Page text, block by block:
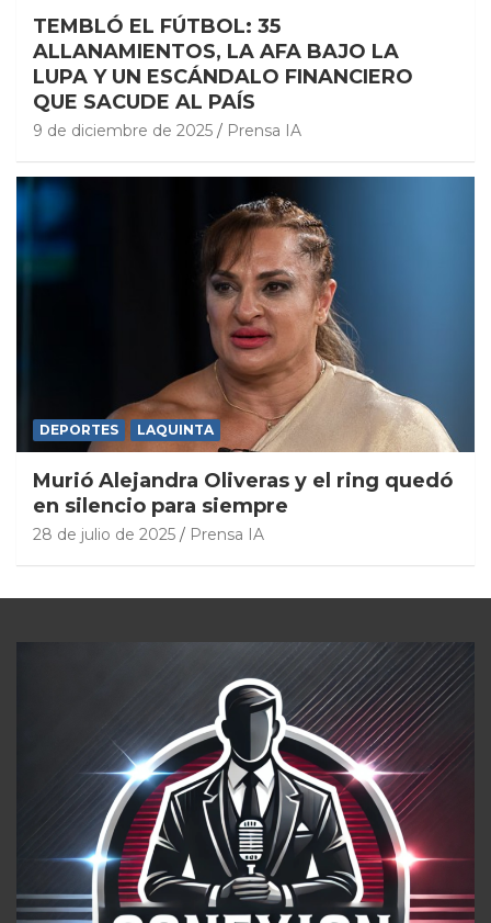
TEMBLÓ EL FÚTBOL: 35
ALLANAMIENTOS, LA AFA BAJO LA
LUPA Y UN ESCÁNDALO FINANCIERO
QUE SACUDE AL PAÍS
9 de diciembre de 2025 Prensa IA
DEPORTES LAQUINTA
Murió Alejandra Oliveras y el ring quedó
en silencio para siempre
28 de julio de 2025 Prensa IA